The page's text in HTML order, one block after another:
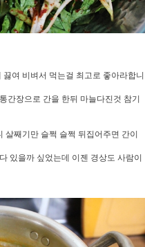
여 비벼서 먹는걸 최고로 좋아라합니
간장으로 간을 한뒤 마늘다진것 참기
살째기만 슬쩍 슬쩍 뒤집어주면 간이
있을까 싶었는데 이젠 경상도 사람이